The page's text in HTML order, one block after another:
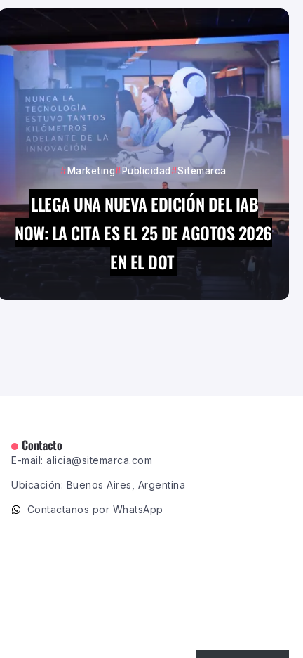
Marketing Publicidad Sitemarca
LLEGA UNA NUEVA EDICIÓN DEL IAB
NOW: LA CITA ES EL 25 DE AGOTOS 2026
EN EL DOT
Contacto
E-mail: alicia@sitemarca.com
Ubicación: Buenos Aires, Argentina
Contactanos por WhatsApp